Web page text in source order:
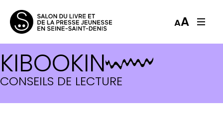
AA
KIBOOKIN
CONSEILS DE LECTURE